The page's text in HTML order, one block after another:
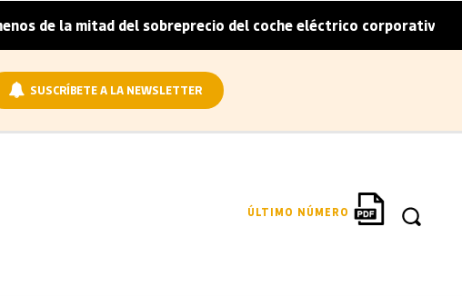
la mitad del sobreprecio del coche eléctrico corporativo |
SUSCRÍBETE A LA NEWSLETTER
ÚLTIMO NÚMERO